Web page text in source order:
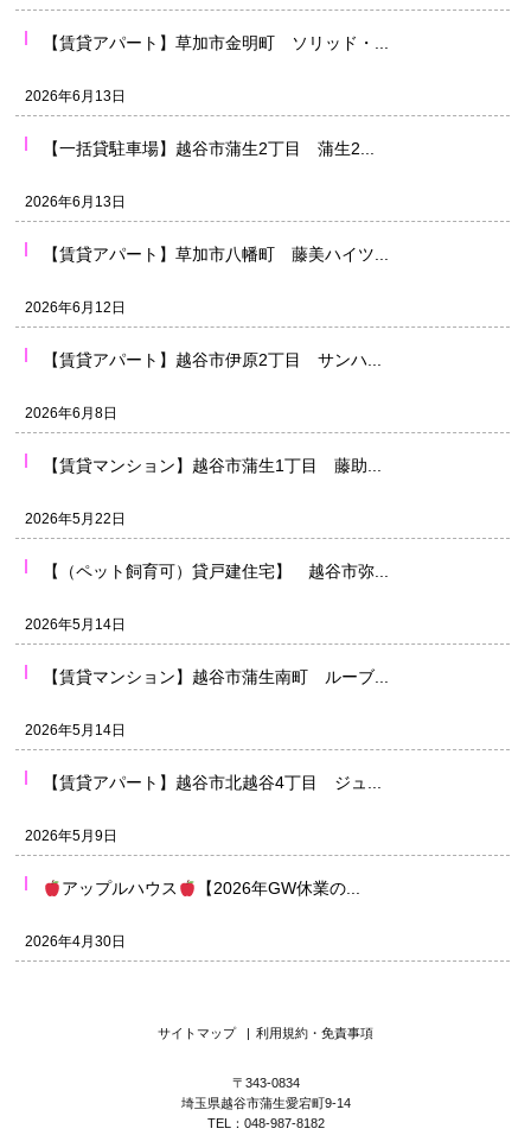
【賃貸アパート】草加市金明町 ソリッド・...
2026年6月13日
【一括貸駐車場】越谷市蒲生2丁目 蒲生2...
2026年6月13日
【賃貸アパート】草加市八幡町 藤美ハイツ...
2026年6月12日
【賃貸アパート】越谷市伊原2丁目 サンハ...
2026年6月8日
【賃貸マンション】越谷市蒲生1丁目 藤助...
2026年5月22日
【（ペット飼育可）貸戸建住宅】 越谷市弥...
2026年5月14日
【賃貸マンション】越谷市蒲生南町 ルーブ...
2026年5月14日
【賃貸アパート】越谷市北越谷4丁目 ジュ...
2026年5月9日
アップルハウス 【2026年GW休業の...
2026年4月30日
サイトマップ 利用規約・免責事項
〒343-0834
埼玉県越谷市蒲生愛宕町9-14
TEL：048-987-8182